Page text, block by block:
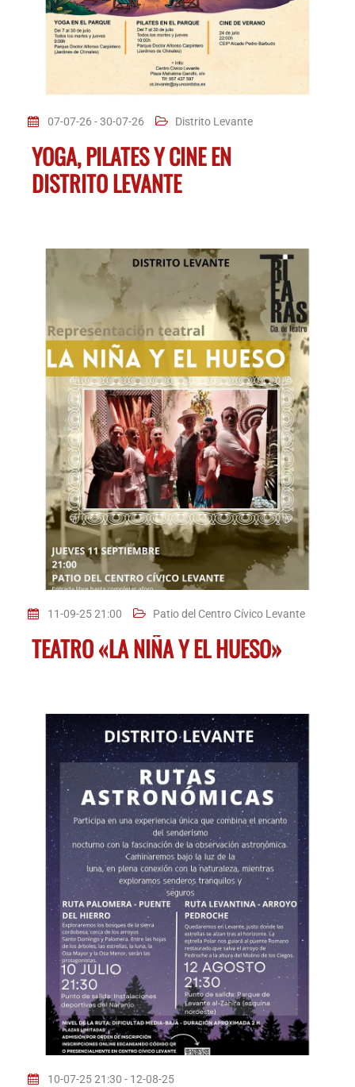
07-07-26 - 30-07-26 Distrito Levante
YOGA, PILATES Y CINE EN
DISTRITO LEVANTE
11-09-25 21:00 Patio del Centro Cívico Levante
TEATRO «LA NIÑA Y EL HUESO»
10-07-25 21:30 - 12-08-25